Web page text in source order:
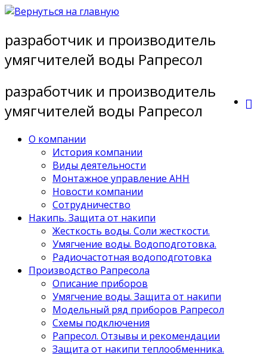
Перейти
содержимому
разработчик и производитель
умягчителей воды Рапресол
разработчик и производитель
умягчителей воды Рапресол
О компании
История компании
Виды деятельности
Монтажное управление АНН
Новости компании
Сотрудничество
Накипь. Защита от накипи
Жесткость воды. Соли жесткости.
Умягчение воды. Водоподготовка.
Радиочастотная водоподготовка
Производство Рапресола
Описание приборов
Умягчение воды. Защита от накипи
Модельный ряд приборов Рапресол
Схемы подключения
Рапресол. Отзывы и рекомендации
Защита от накипи теплообменника.